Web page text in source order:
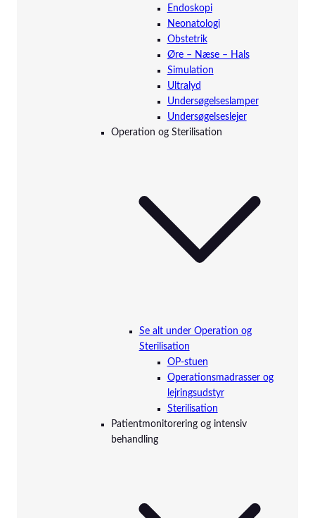
Endoskopi
Neonatologi
Obstetrik
Øre – Næse – Hals
Simulation
Ultralyd
Undersøgelseslamper
Undersøgelseslejer
Operation og Sterilisation
Se alt under Operation og
Sterilisation
OP-stuen
Operationsmadrasser og
lejringsudstyr
Sterilisation
Patientmonitorering og intensiv
behandling